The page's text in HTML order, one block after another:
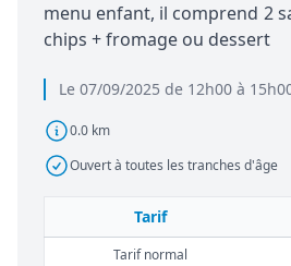
Le 07/09/2025 de 12h00 à
0.0 km
Ouvert à toutes les tranches d'âge
menu enfant, il comprend 2
chips + fromage ou dessert
Tarif
Tarif normal